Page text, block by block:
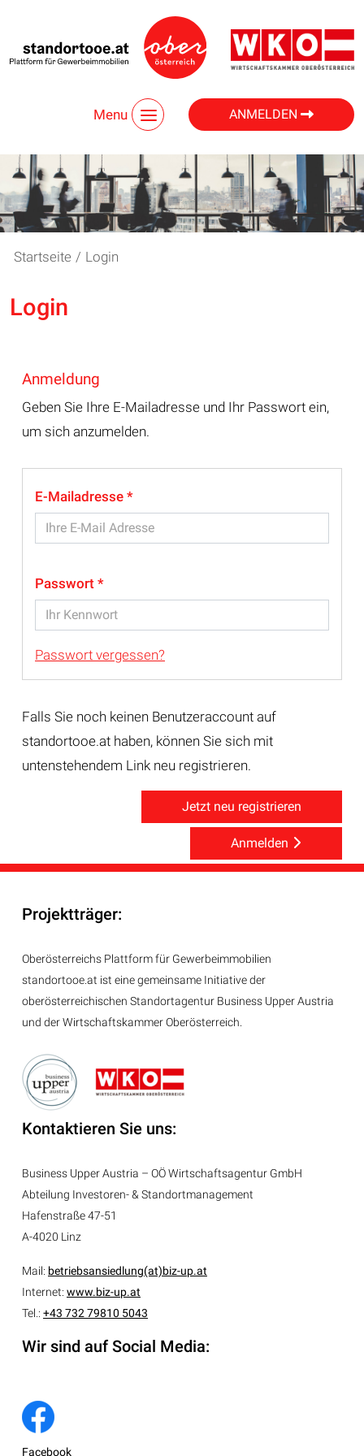
Menu ANMELDEN
Startseite / Login
Login
Anmeldung
Geben Sie Ihre E-Mailadresse und Ihr Passwort ein,
um sich anzumelden.
E-Mailadresse
Passwort
Passwort vergessen?
Falls Sie noch keinen Benutzeraccount auf
standortooe.at haben, können Sie sich mit
untenstehendem Link neu registrieren.
Jetzt neu registrieren
Anmelden
Projektträger:
Oberösterreichs Plattform für Gewerbeimmobilien
standortooe.at ist eine gemeinsame Initiative der
oberösterreichischen Standortagentur Business Upper Austria
und der Wirtschaftskammer Oberösterreich.
Kontaktieren Sie uns:
Business Upper Austria – OÖ Wirtschaftsagentur GmbH
Abteilung Investoren- & Standortmanagement
Hafenstraße 47-51
A-4020 Linz
Mail: betriebsansiedlung(at)biz-up.at
Internet: www.biz-up.at
Tel.: +43 732 79810 5043
Wir sind auf Social Media:
Facebook